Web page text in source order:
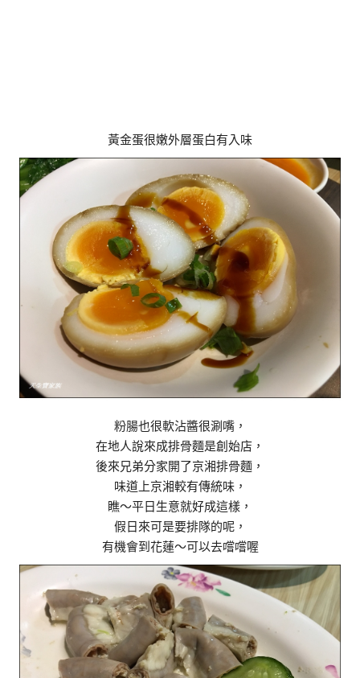
黃金蛋很嫩外層蛋白有入味
粉腸也很軟沾醬很涮嘴，
在地人說來成排骨麵是創始店，
後來兄弟分家開了京湘排骨麵，
味道上京湘較有傳統味，
瞧～平日生意就好成這樣，
假日來可是要排隊的呢，
有機會到花蓮～可以去嚐嚐喔